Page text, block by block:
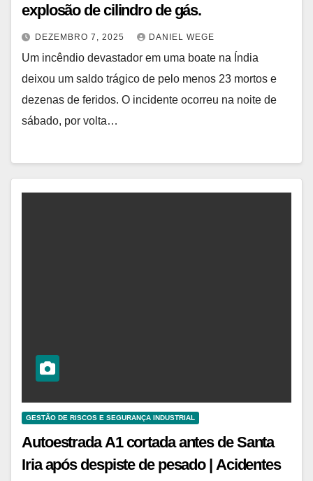
explosão de cilindro de gás.
DEZEMBRO 7, 2025 DANIEL WEGE
Um incêndio devastador em uma boate na Índia
deixou um saldo trágico de pelo menos 23 mortos e
dezenas de feridos. O incidente ocorreu na noite de
sábado, por volta…
GESTÃO DE RISCOS E SEGURANÇA INDUSTRIAL
Autoestrada A1 cortada antes de Santa
Iria após despiste de pesado | Acidentes